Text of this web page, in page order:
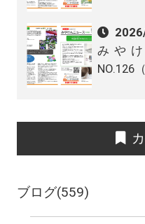
みや
NO.126
ブログ(559)